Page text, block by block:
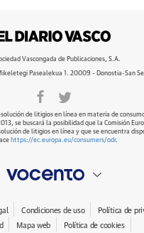
Vascongada de Publicaciones, S.A.
Pasealekua 1. 20009 - Donostia-San
de litigios en línea en materia de
se buscará la posibilidad que la Comisión
de litigios en línea y que se encuentra
https://ec.europa.eu/consumers/odr.
Condiciones de uso
Política de
Mapa web Política de cookies